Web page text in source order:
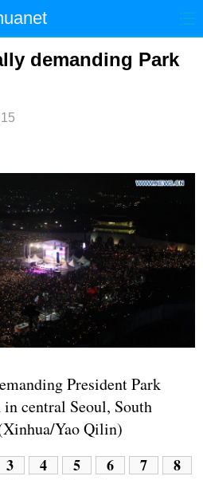
港澳
demanding Park
President Park
in central Seoul, South
Yao Qilin)
3 4 5 6 7
8